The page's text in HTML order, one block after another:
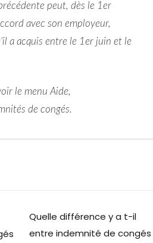
peut, dès le 1er
avec son employeur,
a acquis entre le 1er juin et le
le menu Aide,
de congés.
Quelle différence y a t-il
entre indemnité de congés